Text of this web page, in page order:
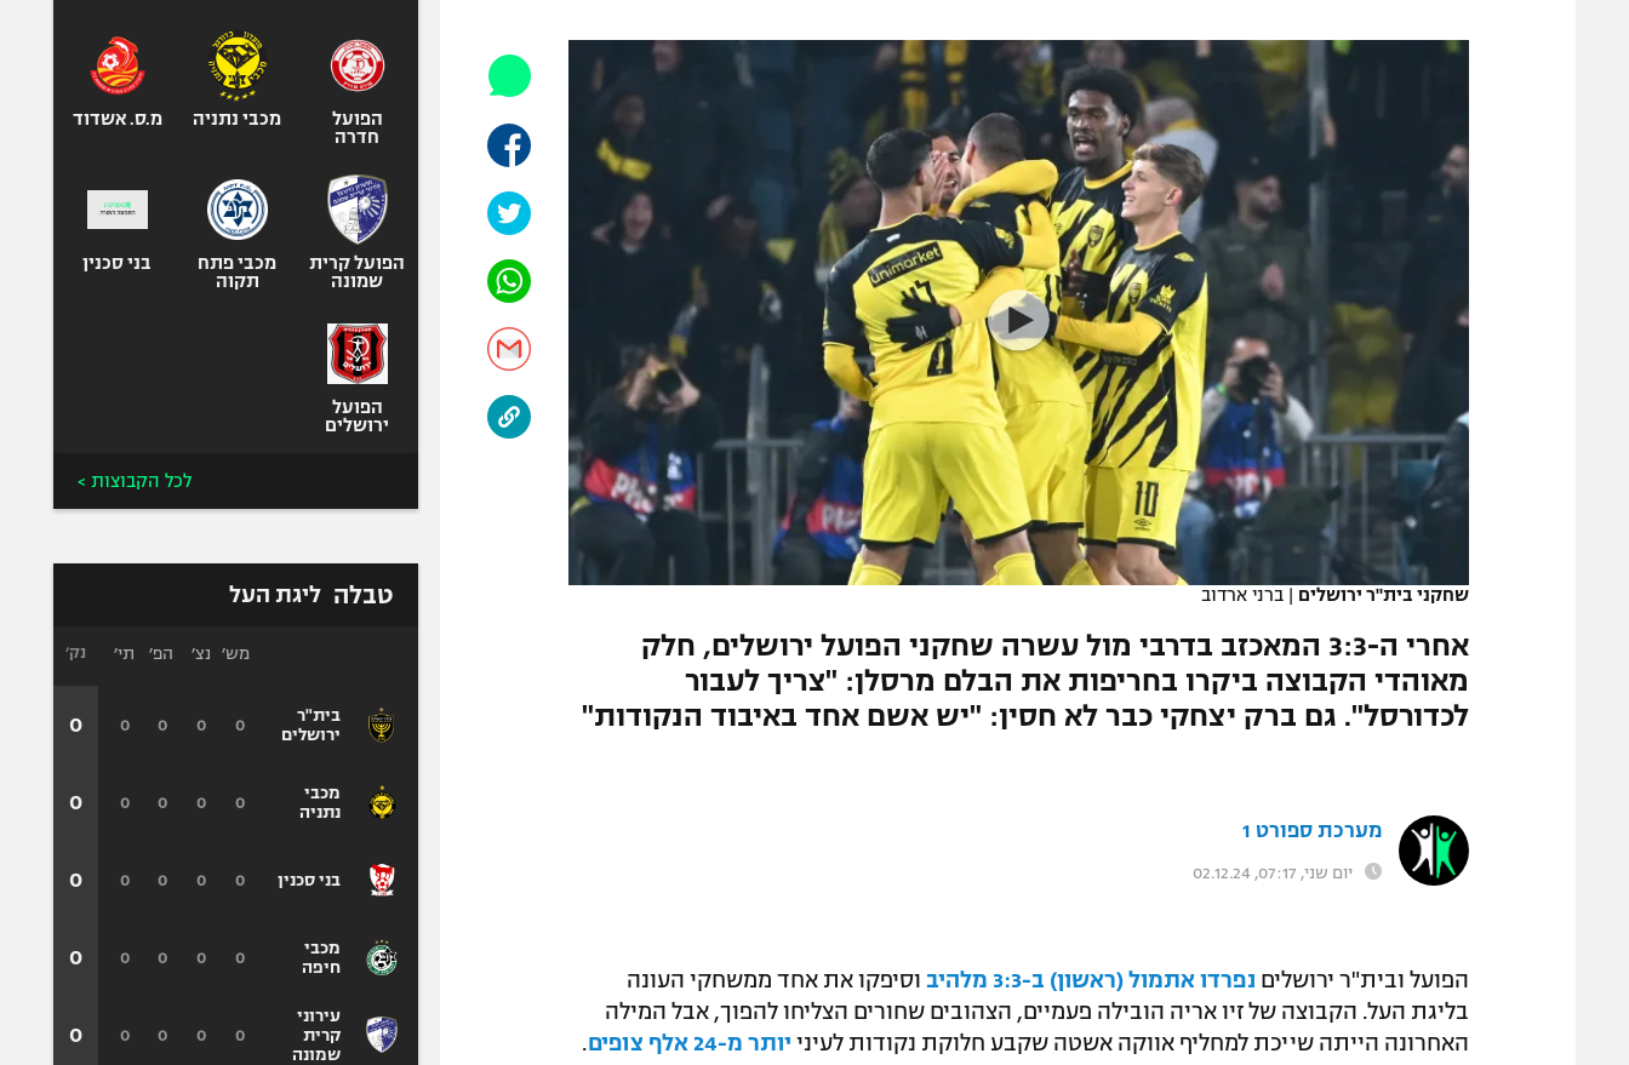
תקנון משתתפים וזוכים בפרסים
תקנון עבור פעילות אלקטרה
תקנון עבור פעילות ספורט 1 – "מרלן"
מדיניות פרטיות
רשיון להקרנה פומבית לבית עסק
הצטרפות לחבילת הערוצים
לוח דרושים – ג'ובנט
הפועל תל אביב
הפועל חיפה
הפועל באר שבע
מכבי נתניה
בני יהודה
ליגה סינית
ליגה ברזילאית
ליגות נוספות
אופניים
ספורט מוטורי
כדורמים
בייסבול MLB
ספורט אתגרי
אומנויות לחימה
שחקני בית"ר ירושלים | ברני ארדוב
אחרי ה-3:3 המאכזב בדרבי מול עשרה שחקני הפועל ירושלים, חלק
מאוהדי הקבוצה ביקרו בחריפות את הבלם מרסלן: "צריך לעבור
לכדורסל". גם ברק יצחקי כבר לא חסין: "יש אשם אחד באיבוד הנקודות"
מערכת ספורט 1
יום שני, 07:17, 02.12.24
הפועל ובית"ר ירושלים נפרדו אתמול (ראשון) ב-3:3 מלהיב
וסיפקו את אחד ממשחקי העונה
בליגת העל. הקבוצה של זיו אריה הובילה פעמיים, הצהובים שחורים הצליחו להפוך, אבל המילה
האחרונה הייתה שייכת למחליף אווקה אשטה שקבע חלוקת נקודות לעיני יותר מ-24 אלף צופים .
הפועל
חדרה
מכבי נתניה מ.ס. אשדוד
הפועל קרית
שמונה
מכבי פתח
תקוה
בני סכנין
הפועל
ירושלים
לכל הקבוצות >
טבלה ליגת העל
בית"ר
ירושלים
מכבי
נתניה
בני סכנין
מכבי
חיפה
עירוני
קרית
שמונה
מש׳ נצ׳ הפ׳ תי׳
0
0
0
0
0
0
0
0
0
0
0
0
0
0
0
0
0
0
0
0
נק׳
0
0
0
0
0